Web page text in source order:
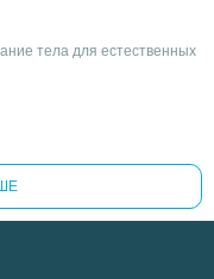
тела для естественных